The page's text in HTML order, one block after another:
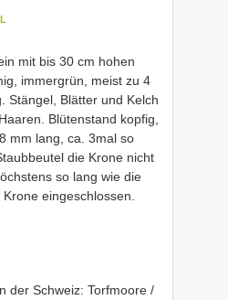
mit bis 30 cm hohen
immergrün, meist zu 4
Stängel, Blätter und Kelch
Blütenstand kopfig,
mm lang, ca. 3mal so
die Krone nicht
so lang wie die
eingeschlossen.
der Schweiz: Torfmoore /